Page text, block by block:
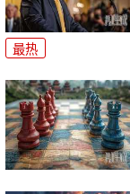
最热